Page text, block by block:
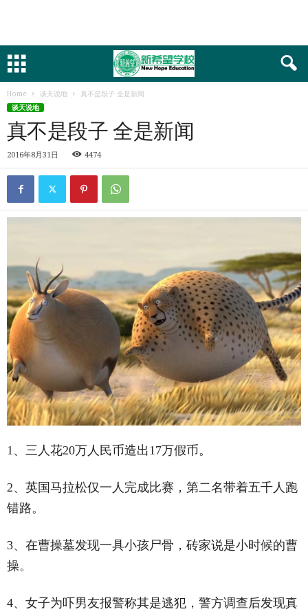
Home 谈天说地
真不是段子 全是新闻
谈天说地
真不是段子 全是新闻
2016年8月31日 4474
1、三人花20万人民币造出17万假币。
2、英国马拉松仅一人完成比赛，第二名带着五千人跑
错路。
3、在曹操墓发现一具小孩尸骨，砖家说是小时候的曹
操。
4、女子为吓男友报警称其是逃犯，警方调查后发现真